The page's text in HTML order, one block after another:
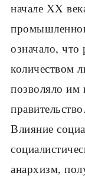
начале XX
означало, что
количеством
позволяло им
правительство.
Влияние
анархизм,